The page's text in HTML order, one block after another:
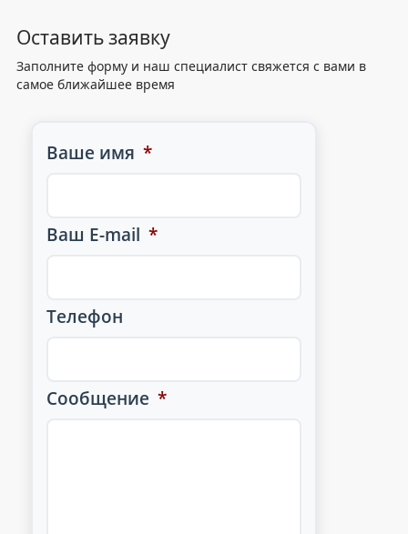
Оставить заявку
Заполните форму и наш специалист свяжется с вами в
самое ближайшее время
Ваше имя *
Ваш E-mail *
Телефон
Сообщение *